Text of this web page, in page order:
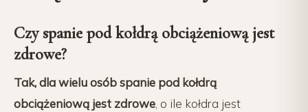
Czy spanie pod kołdrą obciążeniową jest
zdrowe?
Tak, dla wielu osób spanie pod kołdrą
obciążeniową jest zdrowe, o ile kołdra jest